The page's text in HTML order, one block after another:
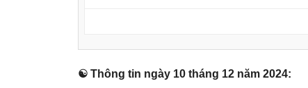
☯ Thônɡ tin ngày 10 thánɡ 12 năm 2024: